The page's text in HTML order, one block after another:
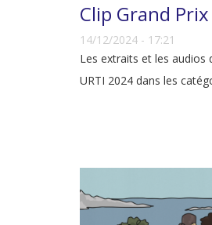
Clip Grand
14/12/2024 - 17:21
Les extraits et les audios
URTI 2024 dans les